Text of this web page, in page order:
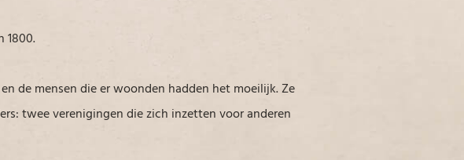
1800.
de mensen die er woonden hadden het moeilijk. Ze
twee verenigingen die zich inzetten voor anderen